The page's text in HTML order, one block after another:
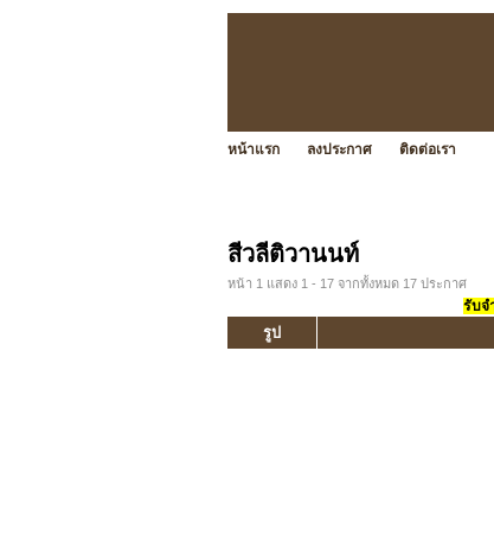
หน้าแรก ลงประกาศ ติดต่อเรา
สีวลีติวานนท์
หน้า 1 แสดง 1 - 17 จากทั้งหมด 17 ประกาศ
รับจ
รูป